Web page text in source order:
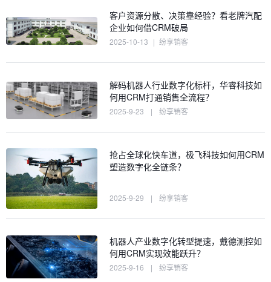
客户资源分散、决策靠经验？看老牌汽配
企业如何借CRM破局
2025-10-13 | 纷享销客
解码机器人行业数字化标杆，华睿科技如
何用CRM打通销售全流程？
2025-9-23 | 纷享销客
抢占全球化快车道，极飞科技如何用CRM
塑造数字化全链条？
2025-9-29 | 纷享销客
机器人产业数字化转型提速，戴德测控如
何用CRM实现效能跃升？
2025-9-16 | 纷享销客